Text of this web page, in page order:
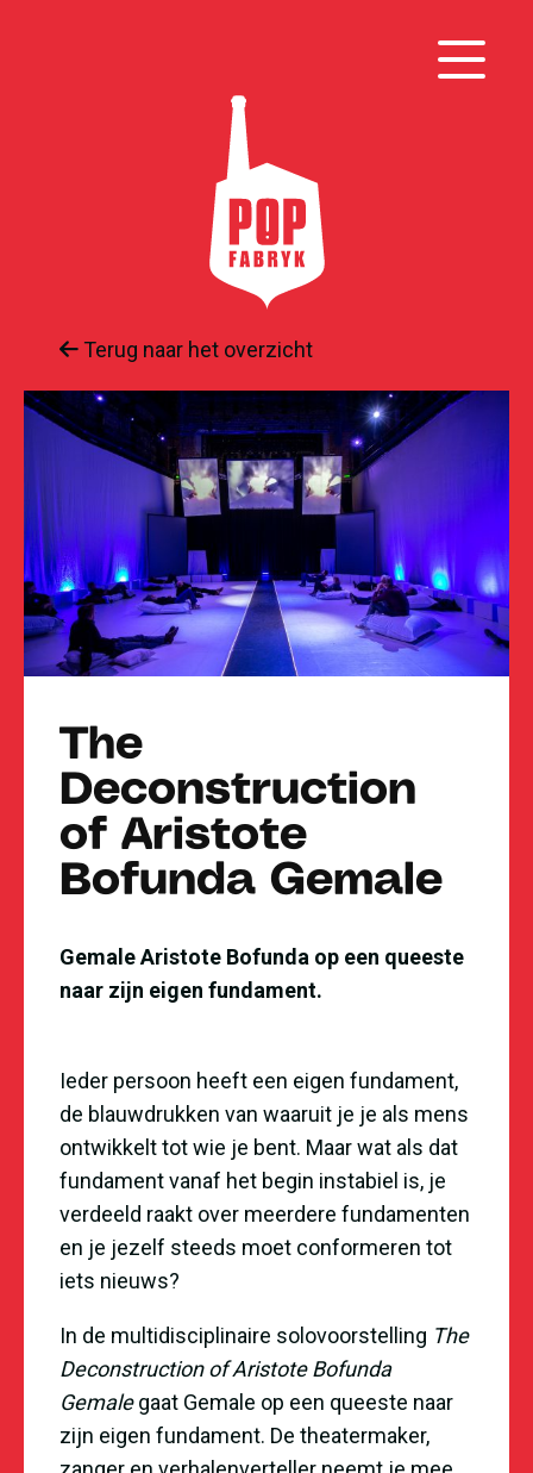
Terug naar het overzicht
The
Deconstruction
of Aristote
Bofunda Gemale
Gemale Aristote Bofunda op een queeste
naar zijn eigen fundament.
Ieder persoon heeft een eigen fundament,
de blauwdrukken van waaruit je je als mens
ontwikkelt tot wie je bent. Maar wat als dat
fundament vanaf het begin instabiel is, je
verdeeld raakt over meerdere fundamenten
en je jezelf steeds moet conformeren tot
iets nieuws?
In de multidisciplinaire solovoorstelling The
Deconstruction of Aristote Bofunda
Gemalegaat Gemale op een queeste naar
zijn eigen fundament. De theatermaker,